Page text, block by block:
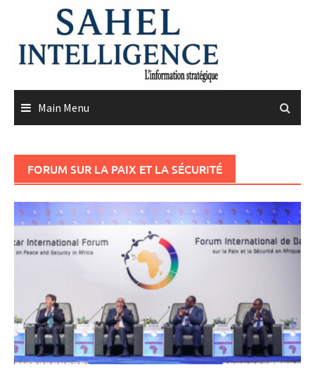
content
Main Menu
FORUM SUR LA PAIX ET LA SÉCURITÉ